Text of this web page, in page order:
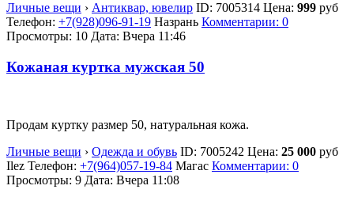
Личные вещи › Антиквар, ювелир ID: 7005314 Цена: 999 руб
Телефон: +7(928)096-91-19 Назрань Комментарии: 0
Просмотры: 10 Дата: Вчера 11:46
Кожаная куртка мужская 50
Продам куртку размер 50, натуральная кожа.
Личные вещи › Одежда и обувь ID: 7005242 Цена: 25 000 руб
Ilez Телефон: +7(964)057-19-84 Магас Комментарии: 0
Просмотры: 9 Дата: Вчера 11:08